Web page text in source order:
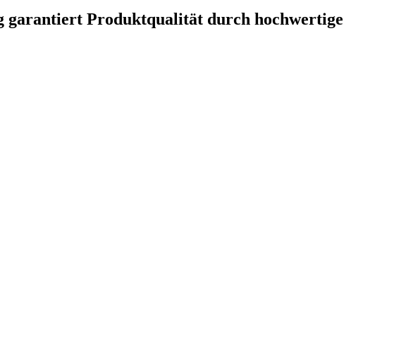
Produktqualität durch hochwertige